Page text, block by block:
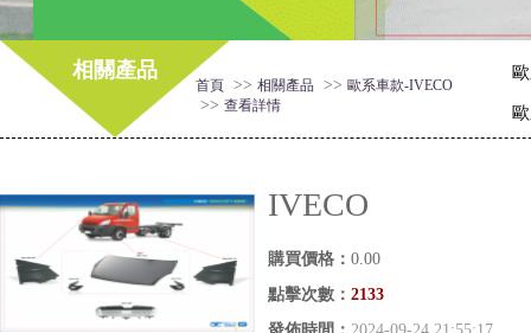
相關產品
首頁 >> 相關產品 >> 歐系車款-IVECO
>> 查看詳情
IVECO
購買價格： 0.00
點擊次數： 2133